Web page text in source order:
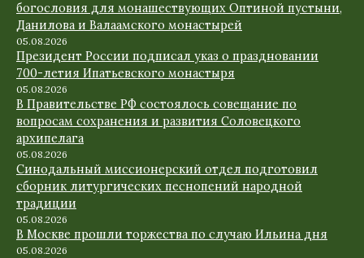
богословия для монашествующих Оптиной пустыни,
Данилова и Валаамского монастырей
05.08.2026
Президент России подписал указ о праздновании
700-летия Ипатьевского монастыря
05.08.2026
В Правительстве РФ состоялось совещание по
вопросам сохранения и развития Соловецкого
архипелага
05.08.2026
Синодальный миссионерский отдел подготовил
сборник литургических песнопений народной
традиции
05.08.2026
В Москве прошли торжества по случаю Ильина дня
05.08.2026